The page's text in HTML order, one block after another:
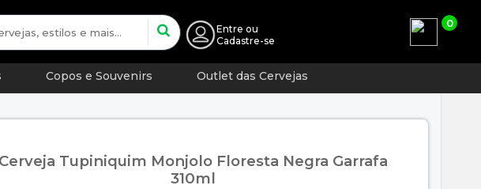
Entre ou
Cadastre-se
0
Copos e Souvenirs Outlet das Cervejas
Cerveja Tupiniquim Monjolo Floresta Negra Garrafa
310ml